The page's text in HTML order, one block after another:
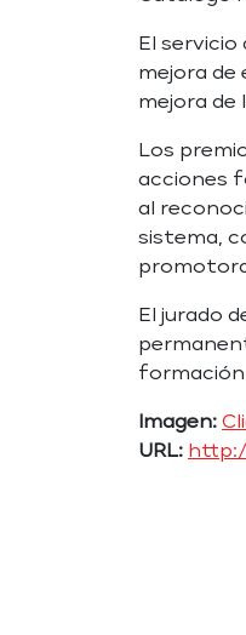
El
mejora de
mejora de
Los
acciones
al
sistema,
El jurado
Imagen:
URL: